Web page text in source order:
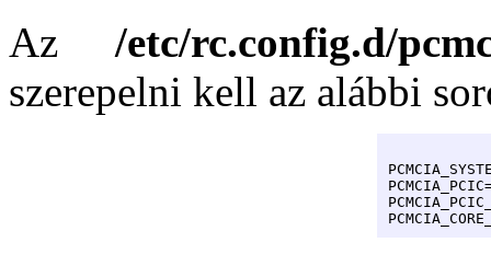
Az/etc/rc.config.d/
szerepelni kell az alábbi